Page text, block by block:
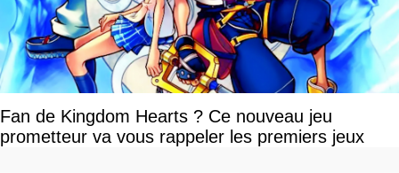
Fan de Kingdom Hearts ? Ce nouveau jeu
prometteur va vous rappeler les premiers jeux